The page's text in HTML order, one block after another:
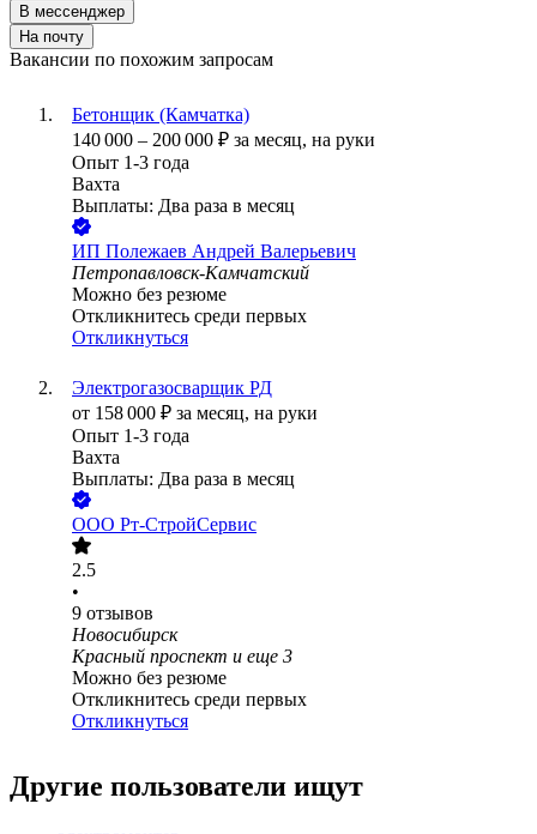
В мессенджер
На почту
Вакансии по похожим запросам
Бетонщик (Камчатка)
140 000 – 200 000 ₽ за месяц, на руки
Опыт 1-3 года
Вахта
Выплаты: Два раза в месяц
ИП Полежаев Андрей Валерьевич
Петропавловск-Камчатский
Можно без резюме
Откликнитесь среди первых
Откликнуться
Электрогазосварщик РД
от 158 000 ₽ за месяц, на руки
Опыт 1-3 года
Вахта
Выплаты: Два раза в месяц
ООО Рт-СтройСервис
2.5
•
9 отзывов
Новосибирск
Красный проспект и еще 3
Можно без резюме
Откликнитесь среди первых
Откликнуться
Другие пользователи ищут